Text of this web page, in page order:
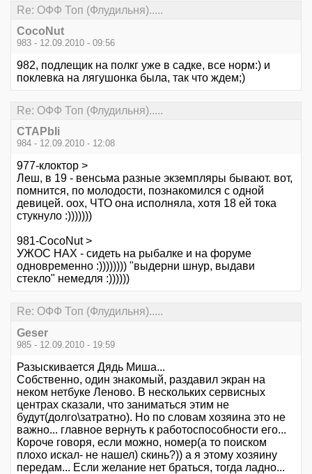
Re: ОФФ Топ (Флудильня).....
CocoNut
983 - 12.09.2010 - 09:56
982, подлещик на полкг уже в садке, все норм:) и
поклевка на лягушонка была, так что ждем;)
Re: ОФФ Топ (Флудильня).....
CTAPbIi
984 - 12.09.2010 - 12:08
977-клоктор >
Леш, в 19 - венсьма разные экземпляры бывают. вот,
помнится, по молодости, познакомился с одной
девицей. оох, ЧТО она исполняла, хотя 18 ей тока
стукнуло :)))))))
981-CocoNut >
УЖОС НАХ - сидеть на рыбалке и на форуме
одновременно :)))))))) "выдерни шнур, выдави
стекло" немедля :))))))
Re: ОФФ Топ (Флудильня).....
Geser
985 - 12.09.2010 - 19:59
Разыскивается Дядь Миша...
Собственно, один знакомый, раздавил экран на
неком нетбуке Леново. В нескольких сервисных
центрах сказали, что заниматься этим не
будут(долго\затратно). Но по словам хозяина это не
важно... главное вернуть к работоспособности его...
Короче говоря, если можно, номер(а то поиском
плохо искал- не нашел) скинь?)) а я этому хозяину
передам... Если желание нет браться, тогда ладно...